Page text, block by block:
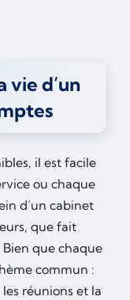
vie d’un
il est facile
ou chaque
d’un cabinet
que fait
que chaque
commun :
réunions et la